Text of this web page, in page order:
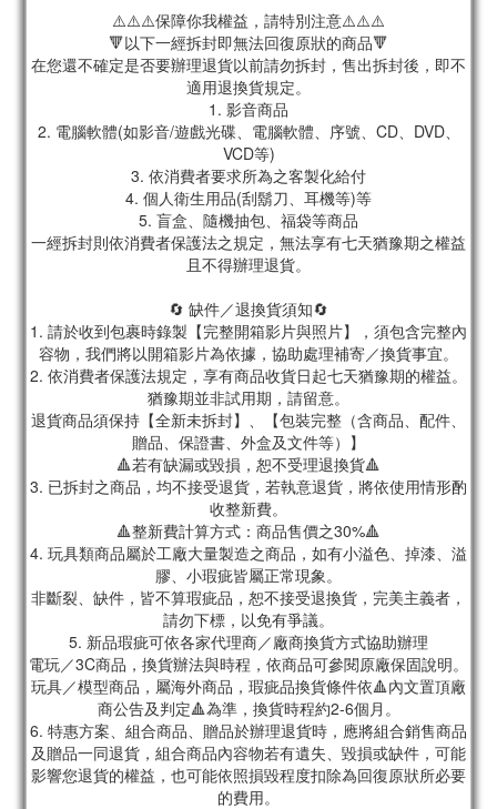
⚠️⚠️⚠️保障你我權益，請特別注意⚠️⚠️⚠️
🔻以下一經拆封即無法回復原狀的商品🔻
在您還不確定是否要辦理退貨以前請勿拆封，售出拆封後，即不
適用退換貨規定。
1. 影音商品
2. 電腦軟體(如影音/遊戲光碟、電腦軟體、序號、CD、DVD、
VCD等)
3. 依消費者要求所為之客製化給付
4. 個人衛生用品(刮鬍刀、耳機等)等
5. 盲盒、隨機抽包、福袋等商品
一經拆封則依消費者保護法之規定，無法享有七天猶豫期之權益
且不得辦理退貨。
🔄 缺件／退換貨須知🔄
1. 請於收到包裹時錄製【完整開箱影片與照片】，須包含完整內
容物，我們將以開箱影片為依據，協助處理補寄／換貨事宜。
2. 依消費者保護法規定，享有商品收貨日起七天猶豫期的權益。
猶豫期並非試用期，請留意。
退貨商品須保持【全新未拆封】、【包裝完整（含商品、配件、
贈品、保證書、外盒及文件等）】
🔺若有缺漏或毀損，恕不受理退換貨🔺
3. 已拆封之商品，均不接受退貨，若執意退貨，將依使用情形酌
收整新費。
🔺整新費計算方式：商品售價之30%🔺
4. 玩具類商品屬於工廠大量製造之商品，如有小溢色、掉漆、溢
膠、小瑕疵皆屬正常現象。
非斷裂、缺件，皆不算瑕疵品，恕不接受退換貨，完美主義者，
請勿下標，以免有爭議。
5. 新品瑕疵可依各家代理商／廠商換貨方式協助辦理
電玩／3C商品，換貨辦法與時程，依商品可參閱原廠保固說明。
玩具／模型商品，屬海外商品，瑕疵品換貨條件依🔺內文置頂廠
商公告及判定🔺為準，換貨時程約2-6個月。
6. 特惠方案、組合商品、贈品於辦理退貨時，應將組合銷售商品
及贈品一同退貨，組合商品內容物若有遺失、毀損或缺件，可能
影響您退貨的權益，也可能依照損毀程度扣除為回復原狀所必要
的費用。